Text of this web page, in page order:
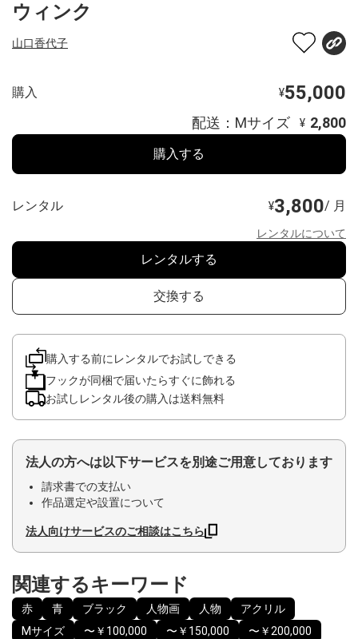
ウィンク
山口香代子
購入 ¥55,000
配送：Mサイズ ¥ 2,800
購入する
レンタル ¥3,800/ 月
レンタルについて
レンタルする
交換する
購入する前にレンタルでお試しできる
フックが同梱で届いたらすぐに飾れる
お試しレンタル後の購入は送料無料
法人の方へは以下サービスを別途ご用意しております
請求書での支払い
作品選定や設置について
法人向けサービスのご相談はこちら
関連するキーワード
赤 青 ブラック 人物画 人物
アクリル
Mサイズ
〜￥100,000 〜￥150,000 〜￥200,000